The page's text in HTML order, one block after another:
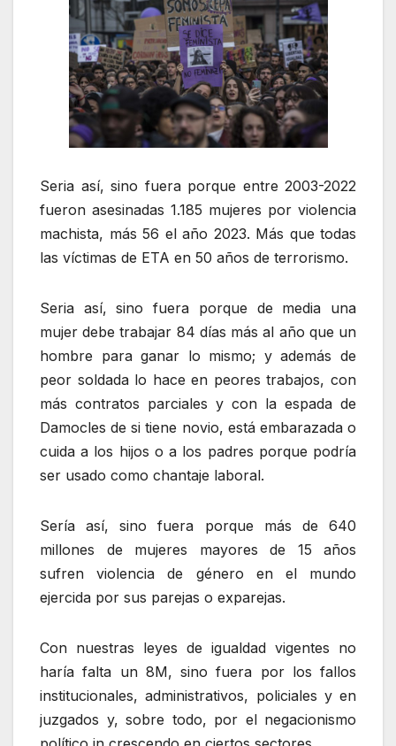
Seria así, sino fuera porque entre 2003-2022
fueron asesinadas 1.185 mujeres por violencia
machista, más 56 el año 2023. Más que todas
las víctimas de ETA en 50 años de terrorismo.
Seria así, sino fuera porque de media una
mujer debe trabajar 84 días más al año que un
hombre para ganar lo mismo; y además de
peor soldada lo hace en peores trabajos, con
más contratos parciales y con la espada de
Damocles de si tiene novio, está embarazada o
cuida a los hijos o a los padres porque podría
ser usado como chantaje laboral.
Sería así, sino fuera porque más de 640
millones de mujeres mayores de 15 años
sufren violencia de género en el mundo
ejercida por sus parejas o exparejas.
Con nuestras leyes de igualdad vigentes no
haría falta un 8M, sino fuera por los fallos
institucionales, administrativos, policiales y en
juzgados y, sobre todo, por el negacionismo